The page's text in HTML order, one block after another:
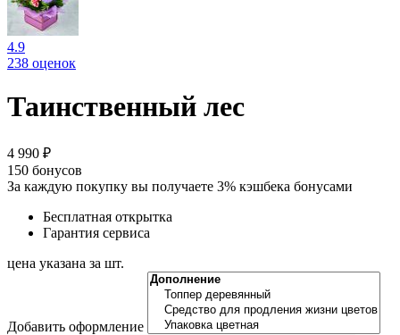
4.9
238 оценок
Таинственный лес
4 990 ₽
150 бонусов
За каждую покупку вы получаете 3% кэшбека бонусами
Бесплатная открытка
Гарантия сервиса
цена указана за шт.
Добавить оформление